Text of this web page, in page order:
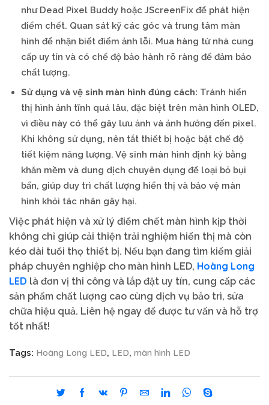
như Dead Pixel Buddy hoặc JScreenFix để phát hiện
điểm chết. Quan sát kỹ các góc và trung tâm màn
hình để nhận biết điểm ảnh lỗi. Mua hàng từ nhà cung
cấp uy tín và có chế độ bảo hành rõ ràng để đảm bảo
chất lượng.
Sử dụng và vệ sinh màn hình đúng cách: Tránh hiển
thị hình ảnh tĩnh quá lâu, đặc biệt trên màn hình OLED,
vì điều này có thể gây lưu ảnh và ảnh hưởng đến pixel.
Khi không sử dụng, nên tắt thiết bị hoặc bật chế độ
tiết kiệm năng lượng. Vệ sinh màn hình định kỳ bằng
khăn mềm và dung dịch chuyên dụng để loại bỏ bụi
bẩn, giúp duy trì chất lượng hiển thị và bảo vệ màn
hình khỏi tác nhân gây hại.
Việc phát hiện và xử lý điểm chết màn hình kịp thời
không chỉ giúp cải thiện trải nghiệm hiển thị mà còn
kéo dài tuổi thọ thiết bị. Nếu bạn đang tìm kiếm giải
pháp chuyên nghiệp cho màn hình LED, Hoàng Long
LED là đơn vị thi công và lắp đặt uy tín, cung cấp các
sản phẩm chất lượng cao cùng dịch vụ bảo trì, sửa
chữa hiệu quả. Liên hệ ngay để được tư vấn và hỗ trợ
tốt nhất!
Tags: Hoàng Long LED, LED, màn hình LED